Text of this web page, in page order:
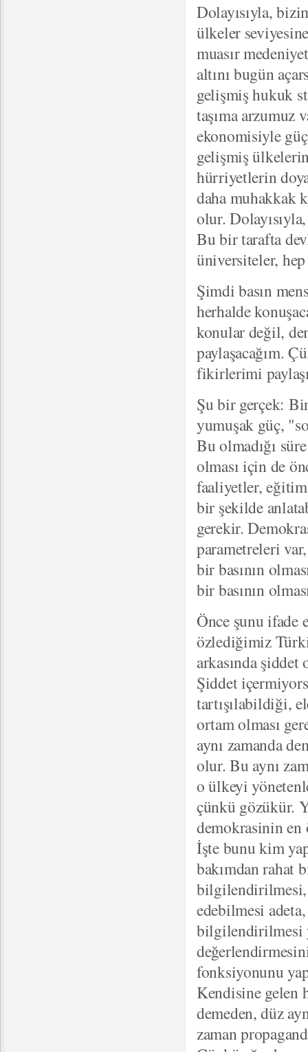
Dolayısıyla,
ülkeler
muasır
altını bugün
gelişmiş hukuk
taşıma arzumuz
ekonomisiyle
gelişmiş
hürriyetlerin
daha muhakkak
olur.
Bu bir tarafta
üniversiteler,
Şimdi basın
herhalde
konular değil,
paylaşacağım.
fikirlerimi
Şu bir gerçek:
yumuşak güç,
Bu olmadığı
olması için de
faaliyetler,
bir şekilde
gerekir.
parametreleri
bir basının
bir basının
Önce şunu ifade
özlediğimiz
arkasında şiddet
Şiddet
tartışılabildiği,
ortam olması
aynı zamanda
olur. Bu aynı
o ülkeyi
çünkü gözükür.
demokrasinin
İşte bunu kim
bakımdan rahat
bilgilendirilmesi,
edebilmesi
bilgilendirilmesi
fonksiyonunu
Kendisine gelen
demeden, düz
zaman